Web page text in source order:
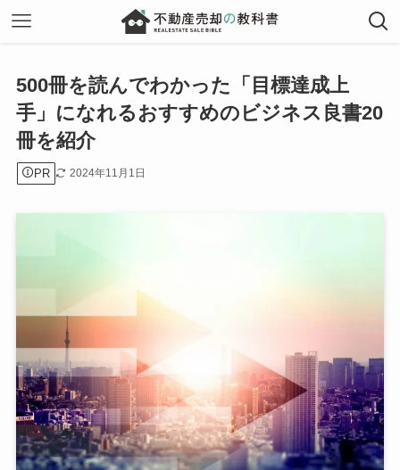
500冊を読んでわかった「目標達成上
手」になれるおすすめのビジネス良書20
冊を紹介
PR 2024年11月1日